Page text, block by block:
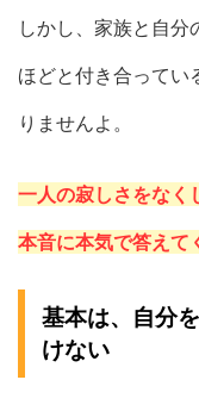
しかし、家族と自
ほどと付き合ってい
りませんよ。
一人の寂しさをなく
本音に本気で答えて
基本は、自分
けない